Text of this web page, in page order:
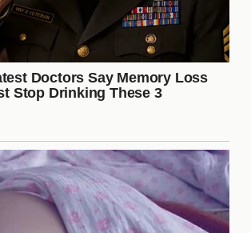
factores. Entre ellos, destacan:
deportivo inconsistente.
en competiciones europeas.
en la gestión del club.
han llevado a las marcas a
asociación con el club, afectando
financiero.
Financieras para